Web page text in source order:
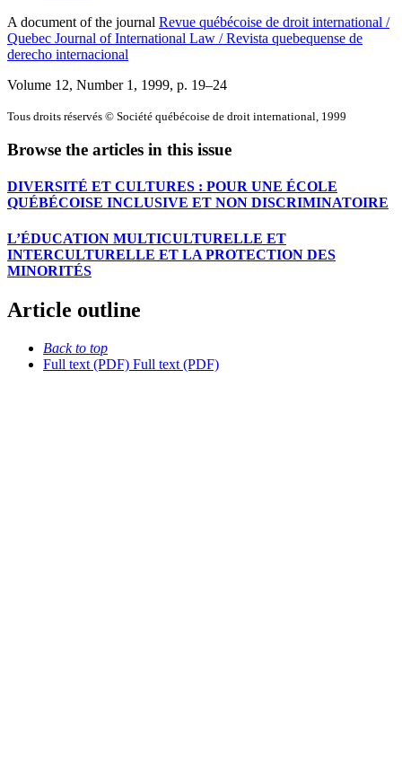
A document of the journal Revue québécoise de droit international /
Quebec Journal of International Law / Revista quebequense de
derecho internacional
Volume 12, Number 1, 1999, p. 19–24
Tous droits réservés © Société québécoise de droit international, 1999
Browse the articles in this issue
DIVERSITÉ ET CULTURES : POUR UNE ÉCOLE
QUÉBÉCOISE INCLUSIVE ET NON DISCRIMINATOIRE
L’ÉDUCATION MULTICULTURELLE ET
INTERCULTURELLE ET LA PROTECTION DES
MINORITÉS
Article outline
Back to top
Full text (PDF) Full text (PDF)